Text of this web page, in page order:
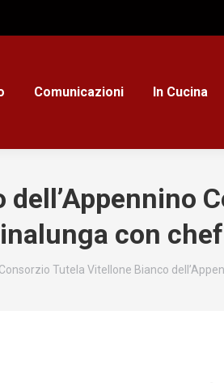
Comunicazioni In Cucina
con
Consorzio Tutela Vitellone Bianco